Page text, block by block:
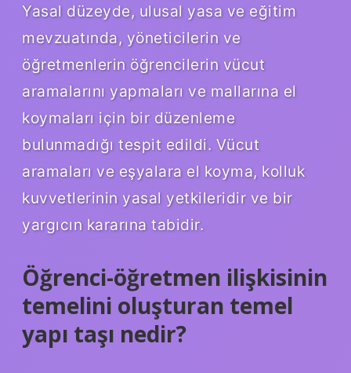
Yasal düzeyde, ulusal yasa ve eğitim
mevzuatında, yöneticilerin ve
öğretmenlerin öğrencilerin vücut
aramalarını yapmaları ve mallarına el
koymaları için bir düzenleme
bulunmadığı tespit edildi. Vücut
aramaları ve eşyalara el koyma, kolluk
kuvvetlerinin yasal yetkileridir ve bir
yargıcın kararına tabidir.
Öğrenci-öğretmen ilişkisinin
temelini oluşturan temel
yapı taşı nedir?